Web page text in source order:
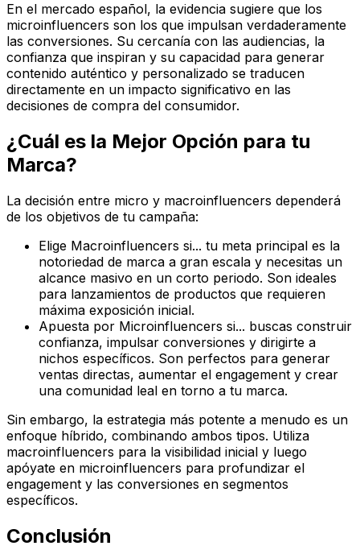
En el mercado español, la evidencia sugiere que los
microinfluencers son los que impulsan verdaderamente
las conversiones. Su cercanía con las audiencias, la
confianza que inspiran y su capacidad para generar
contenido auténtico y personalizado se traducen
directamente en un impacto significativo en las
decisiones de compra del consumidor.
¿Cuál es la Mejor Opción para tu
Marca?
La decisión entre micro y macroinfluencers dependerá
de los objetivos de tu campaña:
Elige Macroinfluencers si... tu meta principal es la
notoriedad de marca a gran escala y necesitas un
alcance masivo en un corto periodo. Son ideales
para lanzamientos de productos que requieren
máxima exposición inicial.
Apuesta por Microinfluencers si... buscas construir
confianza, impulsar conversiones y dirigirte a
nichos específicos. Son perfectos para generar
ventas directas, aumentar el engagement y crear
una comunidad leal en torno a tu marca.
Sin embargo, la estrategia más potente a menudo es un
enfoque híbrido, combinando ambos tipos. Utiliza
macroinfluencers para la visibilidad inicial y luego
apóyate en microinfluencers para profundizar el
engagement y las conversiones en segmentos
específicos.
Conclusión